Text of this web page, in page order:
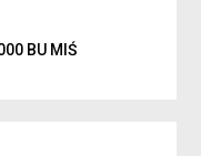
BU MIŚ